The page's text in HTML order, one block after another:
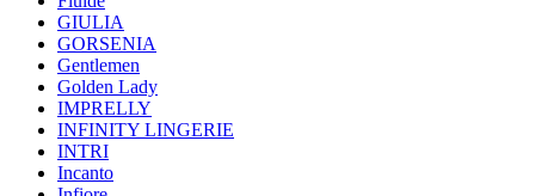
GIULIA
GORSENIA
Gentlemen
Golden Lady
IMPRELLY
INFINITY LINGERIE
INTRI
Incanto